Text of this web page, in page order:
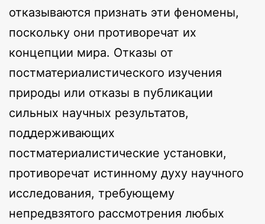
отказываются признать эти феномены,
поскольку они противоречат их
концепции мира. Отказы от
постматериалистического изучения
природы или отказы в публикации
сильных научных результатов,
поддерживающих
постматериалистические установки,
противоречат истинному духу научного
исследования, требующему
непредвзятого рассмотрения любых